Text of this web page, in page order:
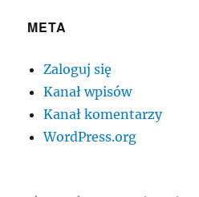
META
Zaloguj się
Kanał wpisów
Kanał komentarzy
WordPress.org